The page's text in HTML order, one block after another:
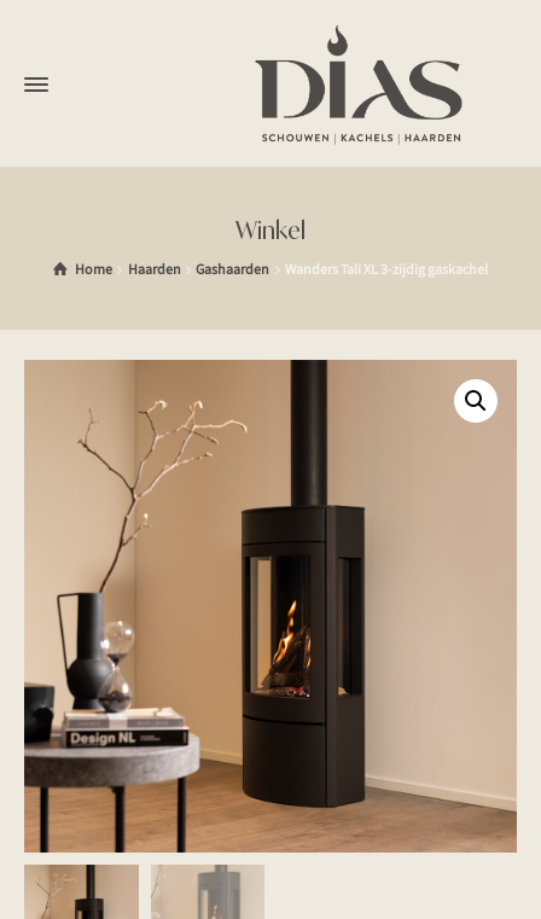
Winkel
Home Haarden Gashaarden Wanders Tali XL 3-zijdig gaskachel